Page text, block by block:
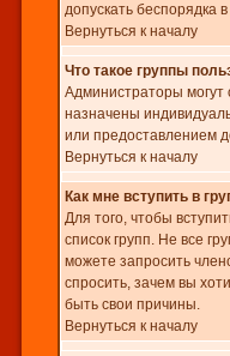
допускать беспорядка
Вернуться к началу
Что такое группы
Администраторы могут
назначены
или предоставлением
Вернуться к началу
Как мне вступить в
Для того, чтобы
список групп. Не все
можете запросить
спросить, зачем вы
быть свои причины.
Вернуться к началу